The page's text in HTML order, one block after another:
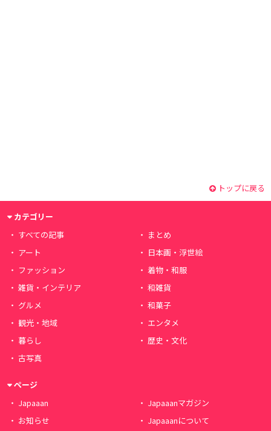
トップに戻る
カテゴリー
すべての記事
まとめ
アート
日本画・浮世絵
ファッション
着物・和服
雑貨・インテリア
和雑貨
グルメ
和菓子
観光・地域
エンタメ
暮らし
歴史・文化
古写真
ページ
Japaaan
Japaaanマガジン
お知らせ
Japaaanについて